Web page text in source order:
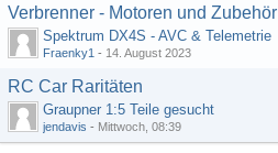
Verbrenner - Motoren und Zubehör
Spektrum DX4S - AVC & Telemetrie
Fraenky1 - 14. August 2023
RC Car Raritäten
Graupner 1:5 Teile gesucht
jendavis - Mittwoch, 08:39